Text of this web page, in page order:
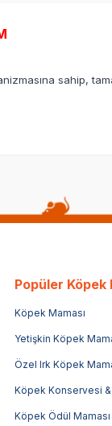
sahip,
Popüler
Köpek Maması
Yetişkin Köpek
Özel Irk Köpek
Köpek Konservesi &
Köpek Ödül Maması